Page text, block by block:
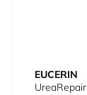
EUCERIN